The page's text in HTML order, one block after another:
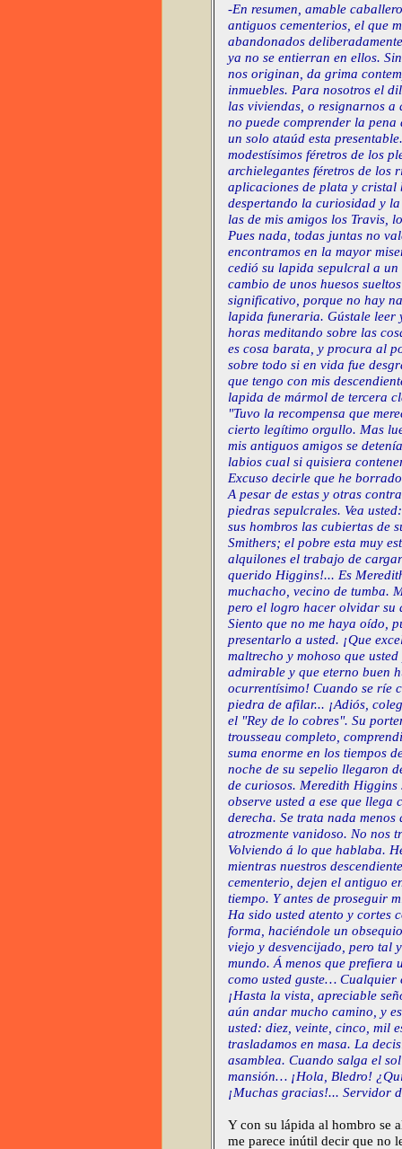
-En resumen, amable caballero
antiguos cementerios, el que
abandonados
ya no se entierran en ellos.
nos originan, da grima
inmuebles. Para nosotros el
las viviendas, o resignarnos a
no puede comprender la
un solo ataúd esta
modestísimos féretros de los
archielegantes féretros de los
aplicaciones de plata y cristal
despertando la curiosidad y
las de mis amigos los Travis,
Pues nada, todas juntas no
encontramos en la mayor
cedió su lapida sepulcral a
cambio de unos huesos
significativo, porque no hay
lapida funeraria. Gústale leer
horas meditando sobre las
es cosa barata, y procura al
sobre todo si en vida fue
que tengo con mis
lapida de mármol de tercera
"Tuvo la recompensa que
cierto legítimo orgullo. Mas
mis antiguos amigos se
labios cual si quisiera
Excuso decirle que he
A pesar de estas y otras
piedras sepulcrales. Vea
sus hombros las cubiertas de
Smithers; el pobre esta muy
alquilones el trabajo de
querido Higgins!... Es
muchacho, vecino de tumba.
pero el logro hacer olvidar su
Siento que no me haya oído,
presentarlo a usted. ¡Que
maltrecho y mohoso que
admirable y que eterno buen
ocurrentísimo! Cuando se ríe
piedra de afilar... ¡Adiós,
el "Rey de lo cobres". Su
trousseau completo,
suma enorme en los tiempos
noche de su sepelio llegaron
de curiosos. Meredith
observe usted a ese que
derecha. Se trata nada
atrozmente vanidoso. No nos
Volviendo á lo que hablaba.
mientras nuestros
cementerio, dejen el antiguo
tiempo. Y antes de proseguir
Ha sido usted atento y cortes
forma, haciéndole un
viejo y desvencijado, pero tal
mundo. Á menos que
como usted guste…
¡Hasta la vista, apreciable
aún andar mucho camino, y
usted: diez, veinte, cinco, mil
trasladamos en masa. La
asamblea. Cuando salga el
mansión… ¡Hola, Bledro!
¡Muchas gracias!... Servidor
Y con su lápida al hombro se
me parece inútil decir que no